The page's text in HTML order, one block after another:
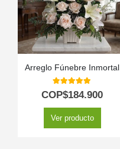
Arreglo Fúnebre Inmortal
5.00out of 5
COP$184.900
Ver producto